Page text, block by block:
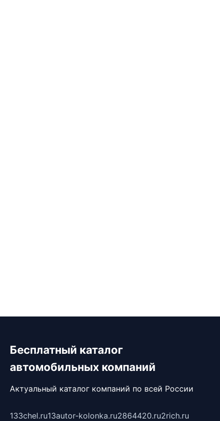
Бесплатный каталог
автомобильных компаний
Актуальный каталог компаний по всей России
133chel.ru13autor-kolonka.ru2864420.ru2rich.ru